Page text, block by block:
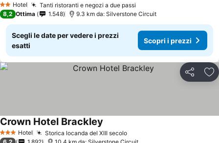
2 StelleHotel Tanti ristoranti e negozi a due passi
8,2 Ottima 1.548 9.3 km da: Silverstone Circuit
Scegli le date per vedere i prezzi
esatti
Scopri i prezzi
Condividi
3 StelleHotel Storica locanda del XIII secolo
Crown Hotel Brackley